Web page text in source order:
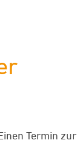
Einen Termin zur